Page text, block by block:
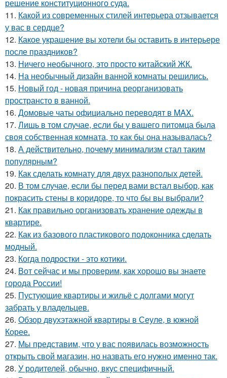
решение конституционного суда.
11. Какой из современных стилей интерьера отзывается
у вас в сердце?
12. Какое украшение вы хотели бы оставить в интерьере
после праздников?
13. Ничего необычного, это просто китайский ЖК.
14. На необычный дизайн ванной комнаты решились.
15. Новый год - новая причина реорганизовать
пространсто в ванной.
16. Домовые чаты официально переводят в MAX.
17. Лишь в том случае, если бы у вашего питомца была
своя собственная комната, то как бы она называлась?
18. А действительно, почему минимализм стал таким
популярным?
19. Как сделать комнату для двух разнополых детей.
20. В том случае, если бы перед вами встал выбор, как
покрасить стены в коридоре, то что бы вы выбрали?
21. Как правильно организовать хранение одежды в
квартире.
22. Как из базового пластикового подоконника сделать
модный.
23. Когда подростки - это котики.
24. Вот сейчас и мы проверим, как хорошо вы знаете
города России!
25. Пустующие квартиры и жильё с долгами могут
забрать у владельцев.
26. Обзор двухэтажной квартиры в Сеуле, в южной
Корее.
27. Мы представим, что у вас появилась возможность
открыть свой магазин, но назвать его нужно именно так.
28. У родителей, обычно, вкус специфичный.